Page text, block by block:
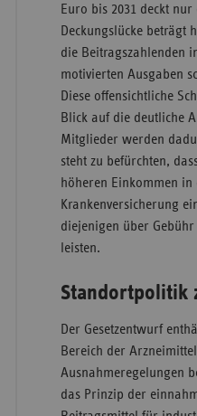
Euro bis 2031 deckt
Deckungslücke beträgt
die Beitragszahlenden
motivierten Ausgaben
Diese offensichtliche
Blick auf die deutliche
Mitglieder werden
steht zu befürchten,
höheren Einkommen in
Krankenversicherung
diejenigen über
leisten.
Standortpolitik
Der Gesetzentwurf
Bereich der
Ausnahmeregelungen
das Prinzip der